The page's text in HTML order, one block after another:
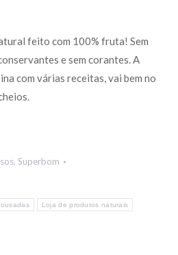
feito com 100% fruta! Sem
e sem corantes. A
com várias receitas, vai bem no
, Superbom
Loja de produtos naturais